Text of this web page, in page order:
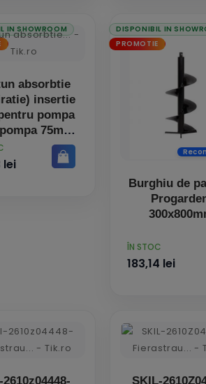
IN SHOWROOM
absorbtie
insertie
pompa
75mm,
lei
DISPONIBIL IN
PROMOTIE
Burghiu de
PRET
ÎN STOC
183,14 lei
SKIL-